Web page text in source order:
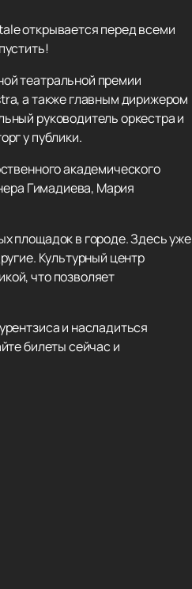
открывается перед всеми
театральной премии
а также главным дирижером
руководитель оркестра и
у публики.
академического
Гимадиева, Мария
площадок в городе. Здесь уже
Культурный центр
что позволяет
и насладиться
билеты сейчас и